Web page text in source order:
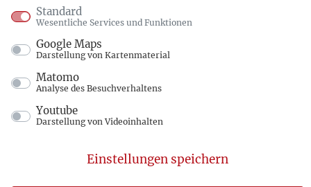
Standard
Wesentliche Services und Funktionen
Google Maps
Darstellung von Kartenmaterial
Matomo
Analyse des Besuchverhaltens
Youtube
Darstellung von Videoinhalten
Einstellungen speichern